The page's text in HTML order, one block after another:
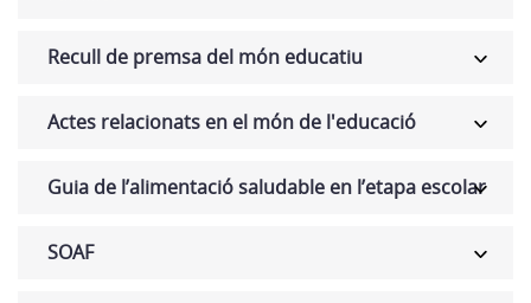
Recull de premsa del món educatiu
Actes relacionats en el món de l'educació
Guia de l’alimentació saludable en l’etapa escolar
SOAF